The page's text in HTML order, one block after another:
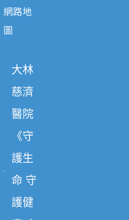
網路地
圖
大林
慈濟
醫院
《守
護生
命 守
護健